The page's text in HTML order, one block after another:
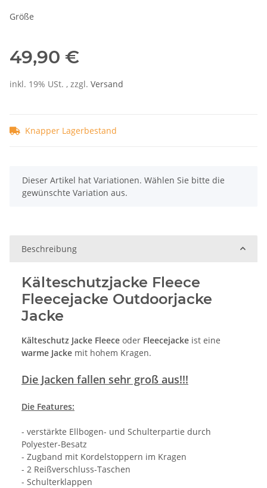
Größe
49,90 €
inkl. 19% USt. , zzgl. Versand
Knapper Lagerbestand
x
Dieser Artikel hat Variationen. Wählen Sie bitte die
gewünschte Variation aus.
Beschreibung
Kälteschutzjacke Fleece
Fleecejacke Outdoorjacke
Jacke
Kälteschutz Jacke Fleece oder Fleecejacke ist eine
warme Jacke mit hohem Kragen.
Die Jacken fallen sehr groß aus!!!
Die Features:
- verstärkte Ellbogen- und Schulterpartie durch
Polyester-Besatz
- Zugband mit Kordelstoppern im Kragen
- 2 Reißverschluss-Taschen
- Schulterklappen